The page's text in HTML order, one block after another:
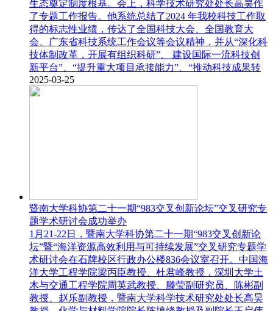
生态奠定制度根基。会上，科学技术研究处处长高昊作
了专题工作报告。他系统总结了2024 年我校科技工作取
得的标志性业绩，传达了全国科技大会、全国教育大
会、广东省科技系统工作会议等会议精神，并从“深化科
技体制改革，开展有组织科研”、 建设国际一流科技创
新平台”、“提升重大项目承接能力”、“推动科技成果转
2025-03-25
暨南大学科协第二十一期“983交叉创新论坛”交叉研究专
题学术研讨会成功举办
1月21-22日，暨南大学科协第二十一期“983交叉创新论
坛”暨“海洋资源高效利用与可持续发展”交叉研究专题学
术研讨会在石牌校区行政办公楼836会议室召开。中国海
洋大学工程学院梁丙臣教授、杜君峰教授，深圳大学土
木与交通工程学院周英武教授、滕莹副研究员、陈彬副
教授、赵乐副教授，暨南大学科学技术研究处处长高昊